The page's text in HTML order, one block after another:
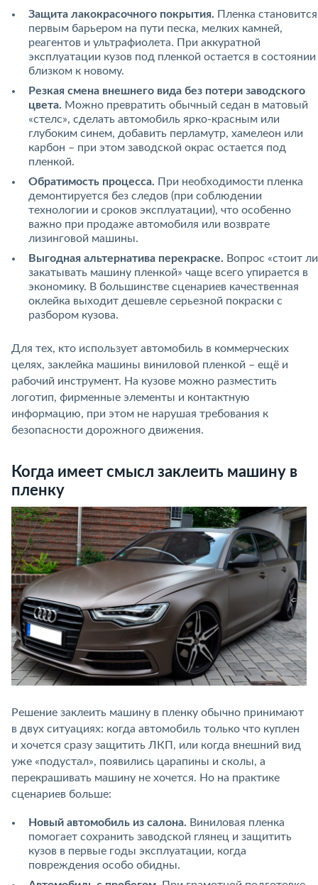
Защита лакокрасочного покрытия. Пленка становится
первым барьером на пути песка, мелких камней,
реагентов и ультрафиолета. При аккуратной
эксплуатации кузов под пленкой остается в состоянии
близком к новому.
Резкая смена внешнего вида без потери заводского
цвета. Можно превратить обычный седан в матовый
«стелс», сделать автомобиль ярко-красным или
глубоким синем, добавить перламутр, хамелеон или
карбон – при этом заводской окрас остается под
пленкой.
Обратимость процесса. При необходимости пленка
демонтируется без следов (при соблюдении
технологии и сроков эксплуатации), что особенно
важно при продаже автомобиля или возврате
лизинговой машины.
Выгодная альтернатива перекраске. Вопрос «стоит ли
закатывать машину пленкой» чаще всего упирается в
экономику. В большинстве сценариев качественная
оклейка выходит дешевле серьезной покраски с
разбором кузова.
Для тех, кто использует автомобиль в коммерческих
целях, заклейка машины виниловой пленкой – ещё и
рабочий инструмент. На кузове можно разместить
логотип, фирменные элементы и контактную
информацию, при этом не нарушая требования к
безопасности дорожного движения.
Когда имеет смысл заклеить машину в
пленку
Решение заклеить машину в пленку обычно принимают
в двух ситуациях: когда автомобиль только что куплен
и хочется сразу защитить ЛКП, или когда внешний вид
уже «подустал», появились царапины и сколы, а
перекрашивать машину не хочется. Но на практике
сценариев больше:
Новый автомобиль из салона. Виниловая пленка
помогает сохранить заводской глянец и защитить
кузов в первые годы эксплуатации, когда
повреждения особо обидны.